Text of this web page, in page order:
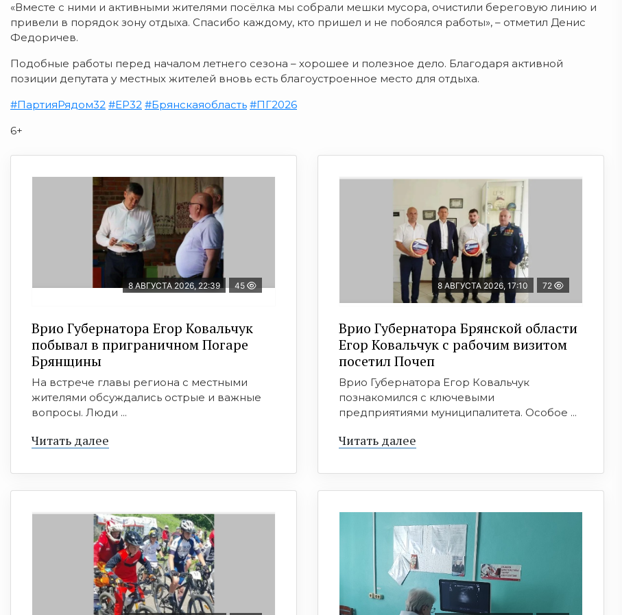
«Вместе с ними и активными жителями посёлка мы собрали мешки мусора, очистили береговую линию и
привели в порядок зону отдыха. Спасибо каждому, кто пришел и не побоялся работы», – отметил Денис
Федоричев.
Подобные работы перед началом летнего сезона – хорошее и полезное дело. Благодаря активной
позиции депутата у местных жителей вновь есть благоустроенное место для отдыха.
#ПартияРядом32 #ЕР32 #Брянскаяобласть #ПГ2026
6+
8 АВГУСТА 2026, 22:39 45
Врио Губернатора Егор Ковальчук
побывал в приграничном Погаре
Брянщины
На встрече главы региона с местными
жителями обсуждались острые и важные
вопросы. Люди ...
Читать далее
8 АВГУСТА 2026, 17:10 72
Врио Губернатора Брянской области
Егор Ковальчук с рабочим визитом
посетил Почеп
Врио Губернатора Егор Ковальчук
познакомился с ключевыми
предприятиями муниципалитета. Особое ...
Читать далее